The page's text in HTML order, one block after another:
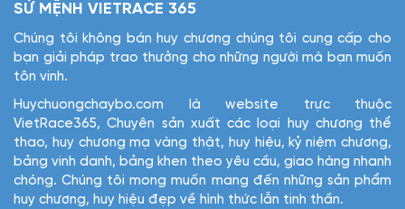
SỨ MỆNH VIETRACE 365
Chúng tôi không bán huy chương chúng tôi cung cấp cho
bạn giải pháp trao thưởng cho những người mà bạn muốn
tôn vinh.
Huychuongchaybo.com là website trực thuộc
VietRace365, Chuyên sản xuất các loại huy chương thể
thao, huy chương mạ vàng thật, huy hiệu, kỷ niệm chương,
bảng vinh danh, bảng khen theo yêu cầu, giao hàng nhanh
chóng. Chúng tôi mong muốn mang đến những sản phẩm
huy chương, huy hiệu đẹp về hình thức lẫn tinh thần.